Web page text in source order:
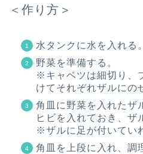
＜作り方＞
水タンクに水を入れる
野菜を準備する。
※キャベツは細切り、
けてそれぞれザルにの
角皿に野菜を入れたザ
ヒビを入れておき、ザ
※ザルに足が付いてい
角皿を上段に入れ、調